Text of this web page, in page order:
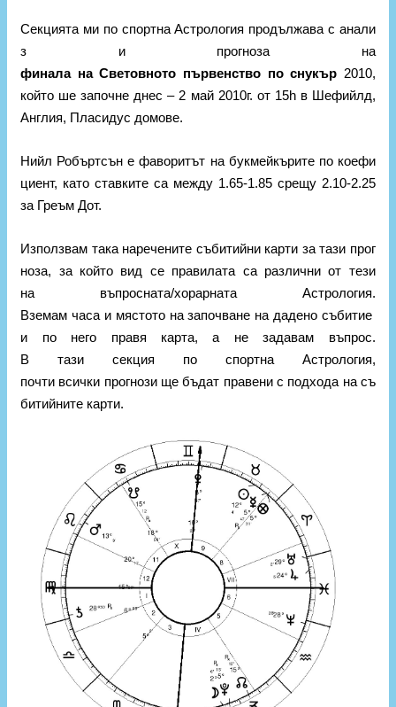
Секцията ми по спортна Астрология продължава с анали
з и прогноза на
финала на Световното първенство по снукър 2010,
който ше започне днес – 2 май 2010г. от 15h в Шефийлд,
Англия, Пласидус домове.
Нийл Робъртсън е фаворитът на букмейкърите по коефи
циент, като ставките са между 1.65-1.85 срещу 2.10-2.25
за Греъм Дот.
Използвам така наречените събитийни карти за тази прог
ноза, за който вид се правилата са различни от тези
на въпросната/хорарната Астрология.
Вземам часа и мястото на започване на дадено събитие
и по него правя карта, а не задавам въпрос.
В тази секция по спортна Астрология,
почти всички прогнози ще бъдат правени с подхода на съ
битийните карти.